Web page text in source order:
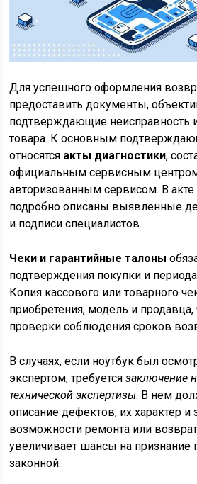
Для успешного оформления
предоставить документы,
подтверждающие неисправность
товара. К основным
относятся акты диагностики,
официальным сервисным
авторизованным сервисом. В
подробно описаны выявленные
и подписи специалистов.
Чеки и гарантийные талоны
подтверждения покупки и периода
Копия кассового или товарного
приобретения, модель и
проверки соблюдения сроков
В случаях, если ноутбук был
экспертом, требуетсязаключение
технической экспертизы. В нем
описание дефектов, их характер
возможности ремонта или
увеличивает шансы на признание
законной.